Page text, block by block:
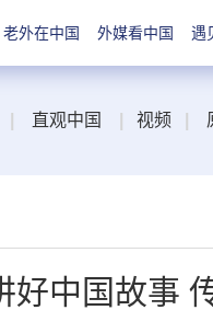
老外在中国 外媒看中国 遇
直观中国 视频
好中国故事